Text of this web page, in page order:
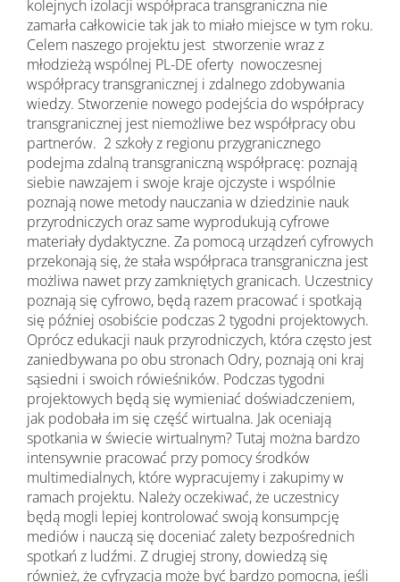
kolejnych izolacji współpraca transgraniczna nie
zamarła całkowicie tak jak to miało miejsce w tym roku.
Celem naszego projektu jest stworzenie wraz z
młodzieżą wspólnej PL-DE oferty nowoczesnej
współpracy transgranicznej i zdalnego zdobywania
wiedzy. Stworzenie nowego podejścia do współpracy
transgranicznej jest niemożliwe bez współpracy obu
partnerów. 2 szkoły z regionu przygranicznego
podejma zdalną transgraniczną współpracę: poznają
siebie nawzajem i swoje kraje ojczyste i wspólnie
poznają nowe metody nauczania w dziedzinie nauk
przyrodniczych oraz same wyprodukują cyfrowe
materiały dydaktyczne. Za pomocą urządzeń cyfrowych
przekonają się, że stała współpraca transgraniczna jest
możliwa nawet przy zamkniętych granicach. Uczestnicy
poznają się cyfrowo, będą razem pracować i spotkają
się później osobiście podczas 2 tygodni projektowych.
Oprócz edukacji nauk przyrodniczych, która często jest
zaniedbywana po obu stronach Odry, poznają oni kraj
sąsiedni i swoich rówieśników. Podczas tygodni
projektowych będą się wymieniać doświadczeniem,
jak podobała im się część wirtualna. Jak oceniają
spotkania w świecie wirtualnym? Tutaj można bardzo
intensywnie pracować przy pomocy środków
multimedialnych, które wypracujemy i zakupimy w
ramach projektu. Należy oczekiwać, że uczestnicy
będą mogli lepiej kontrolować swoją konsumpcję
mediów i nauczą się doceniać zalety bezpośrednich
spotkań z ludźmi. Z drugiej strony, dowiedzą się
również, że cyfryzacja może być bardzo pomocna, jeśli